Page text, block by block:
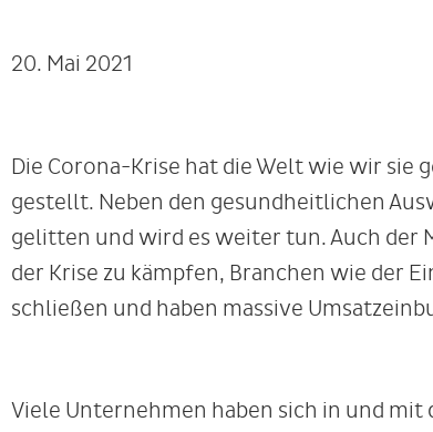
20. Mai 2021
Die Corona-Krise hat die Welt wie wir sie
gestellt. Neben den gesundheitlichen
gelitten und wird es weiter tun. Auch der
der Krise zu kämpfen, Branchen wie der
schließen und haben massive
Viele Unternehmen haben sich in und